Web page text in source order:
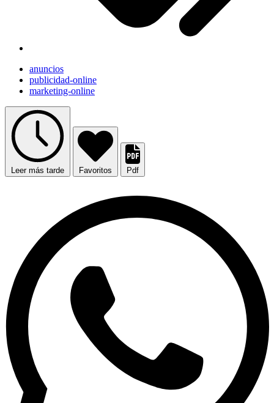
anuncios
publicidad-online
marketing-online
Leer más tarde Favoritos Pdf